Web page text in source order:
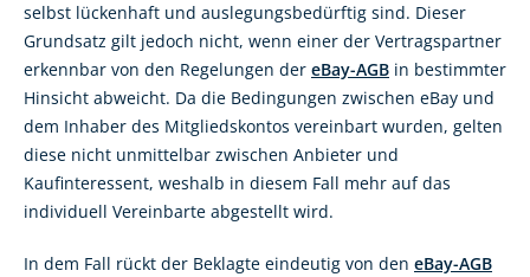
selbst lückenhaft und auslegungsbedürftig sind. Dieser
Grundsatz gilt jedoch nicht, wenn einer der Vertragspartner
erkennbar von den Regelungen der eBay-AGB in bestimmter
Hinsicht abweicht. Da die Bedingungen zwischen eBay und
dem Inhaber des Mitgliedskontos vereinbart wurden, gelten
diese nicht unmittelbar zwischen Anbieter und
Kaufinteressent, weshalb in diesem Fall mehr auf das
individuell Vereinbarte abgestellt wird.
In dem Fall rückt der Beklagte eindeutig von den eBay-AGB